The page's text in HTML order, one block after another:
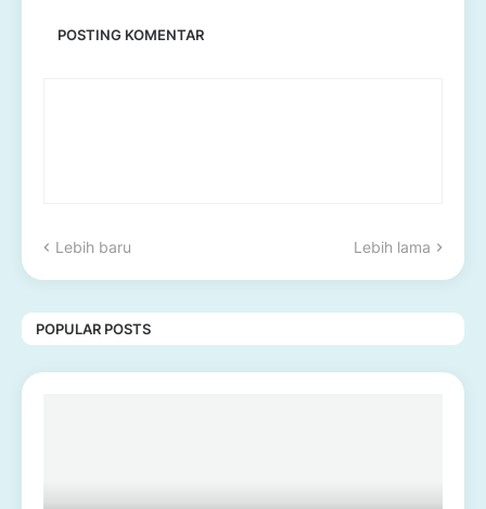
POSTING KOMENTAR
Lebih baru Lebih lama
POPULAR POSTS